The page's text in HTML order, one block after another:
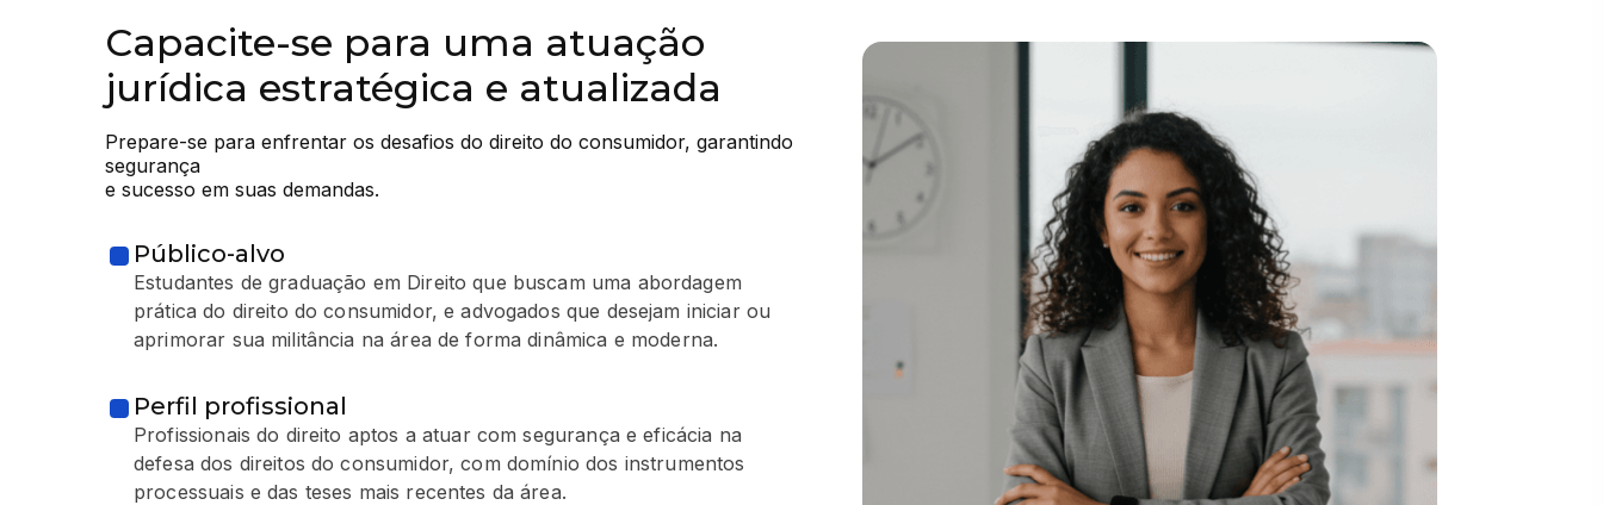
Capacite-se para uma atuação
jurídica estratégica e atualizada
Prepare-se para enfrentar os desafios do direito do consumidor, garantindo
segurança
e sucesso em suas demandas.
Público-alvo
Estudantes de graduação em Direito que buscam uma abordagem
prática do direito do consumidor, e advogados que desejam iniciar ou
aprimorar sua militância na área de forma dinâmica e moderna.
Perfil profissional
Profissionais do direito aptos a atuar com segurança e eficácia na
defesa dos direitos do consumidor, com domínio dos instrumentos
processuais e das teses mais recentes da área.